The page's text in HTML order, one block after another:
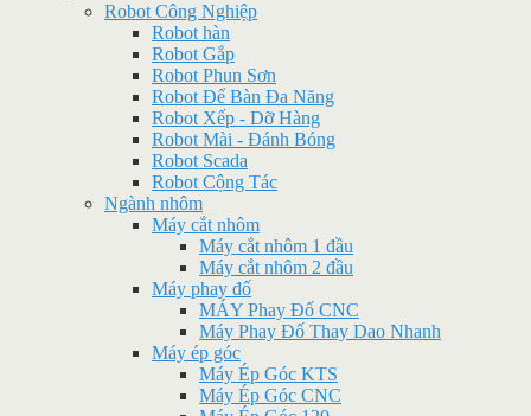
Robot Công Nghiệp
Robot hàn
Robot Gắp
Robot Phun Sơn
Robot Để Bàn Đa Năng
Robot Xếp - Dỡ Hàng
Robot Mài - Đánh Bóng
Robot Scada
Robot Cộng Tác
Ngành nhôm
Máy cắt nhôm
Máy cắt nhôm 1 đầu
Máy cắt nhôm 2 đầu
Máy phay đố
MÁY Phay Đố CNC
Máy Phay Đố Thay Dao Nhanh
Máy ép góc
Máy Ép Góc KTS
Máy Ép Góc CNC